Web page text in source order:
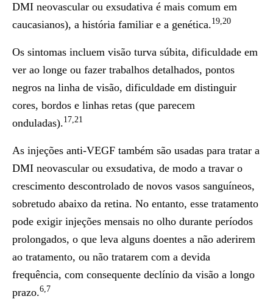
DMI neovascular ou exsudativa é mais comum em
caucasianos), a história familiar e a genética.19,20
Os sintomas incluem visão turva súbita, dificuldade em
ver ao longe ou fazer trabalhos detalhados, pontos
negros na linha de visão, dificuldade em distinguir
cores, bordos e linhas retas (que parecem
onduladas).17,21
As injeções anti-VEGF também são usadas para tratar a
DMI neovascular ou exsudativa, de modo a travar o
crescimento descontrolado de novos vasos sanguíneos,
sobretudo abaixo da retina. No entanto, esse tratamento
pode exigir injeções mensais no olho durante períodos
prolongados, o que leva alguns doentes a não aderirem
ao tratamento, ou não tratarem com a devida
frequência, com consequente declínio da visão a longo
prazo.6,7